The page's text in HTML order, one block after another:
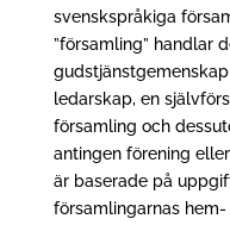
svenskspråkiga
”församling” handlar
ledarskap, en
församling och
antingen förening
är baserade på
församlingarnas